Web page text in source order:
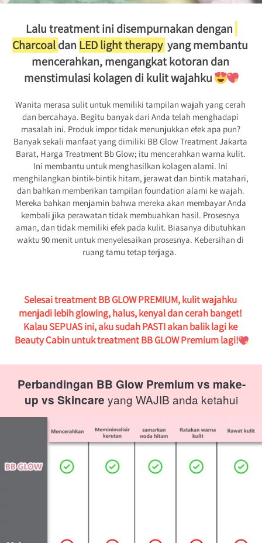
Charcoal dan LED light therapy yang membantu
mencerahkan, mengangkat kotoran dan
menstimulasi kolagen di kulit wajahku
Wanita merasa sulit untuk memiliki tampilan wajah yang cerah
dan bercahaya. Begitu banyak dari Anda telah menghadapi
masalah ini. Produk impor tidak menunjukkan efek apa pun?
Banyak sekali manfaat yang dimiliki BB Glow Treatment Jakarta
Barat, Harga Treatment Bb Glow; itu mencerahkan warna kulit.
Ini membantu untuk menghasilkan kolagen alami. Ini
menghilangkan bintik-bintik hitam, jerawat dan bintik matahari,
dan bahkan memberikan tampilan foundation alami ke wajah.
Mereka bahkan menjamin bahwa mereka akan membayar Anda
kembali jika perawatan tidak membuahkan hasil. Prosesnya
aman, dan tidak memiliki efek pada kulit. Biasanya dibutuhkan
waktu 90 menit untuk menyelesaikan prosesnya. Kebersihan di
ruang tamu tetap terjaga.
Selesai treatment BB GLOW PREMIUM, kulit wajahku
menjadi lebih glowing, halus, kenyal dan cerah banget!
Kalau SEPUAS ini, aku sudah PASTI akan balik lagi ke
Beauty Cabin untuk treatment BB GLOW Premium lagi!
Perbandingan BB Glow Premium vs make-
up vs Skincare yang WAJIB anda ketahui